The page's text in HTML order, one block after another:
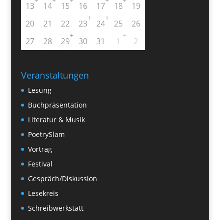
13 14 15 16 17 18
19
20
21 22 23
+
24
+
25
26
27
28 29
+
30 31 1
+
2
Veranstaltungen
Lesung
Buchpräsentation
Literatur & Musik
PoetrySlam
Vortrag
Festival
Gespräch/Diskussion
Lesekreis
Schreibwerkstatt